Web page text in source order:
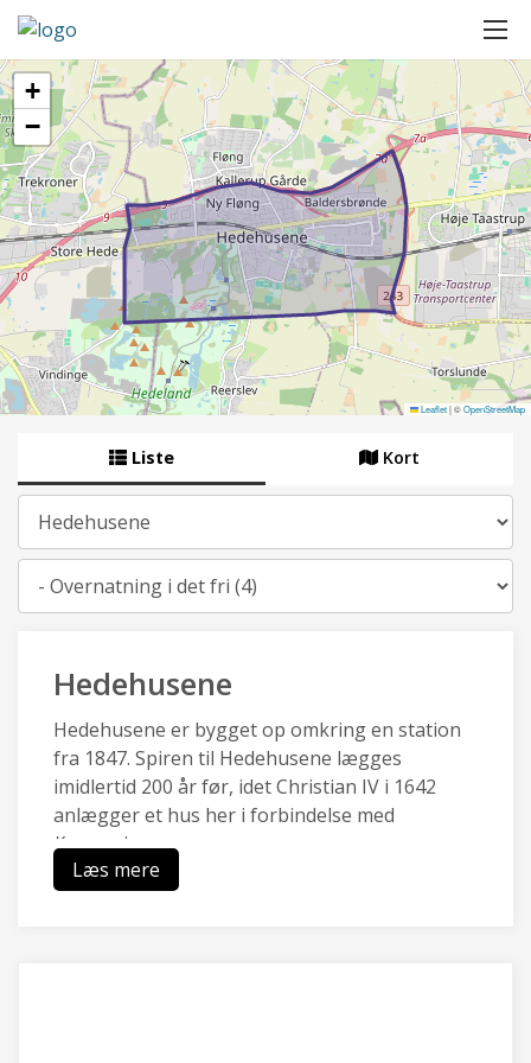
+
−
Leaflet|©OpenStreetMap
Liste Kort
Hedehusene
Hedehusene er bygget op omkring en station
fra 1847. Spiren til Hedehusene lægges
imidlertid 200 år før, idet Christian IV i 1642
anlægger et hus her i forbindelse med
Kongevejen.
Hedehusene en af de ældste stations- og
Læs mere